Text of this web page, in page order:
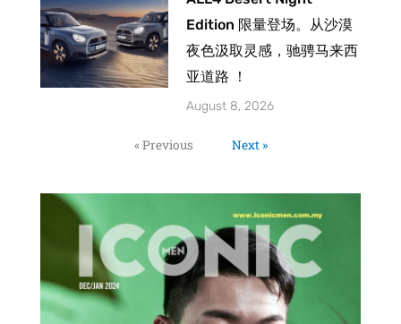
Edition 限量登场。从沙漠
夜色汲取灵感，驰骋马来西
亚道路 ！
August 8, 2026
« Previous Next »